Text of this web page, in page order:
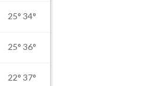
25° 34°
25° 36°
22° 37°